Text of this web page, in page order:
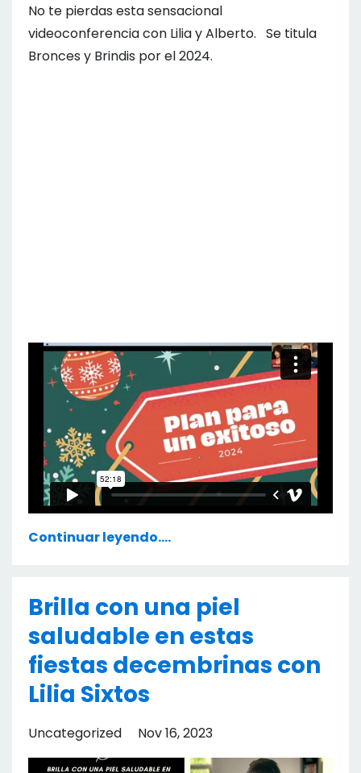
No te pierdas esta sensacional
videoconferencia con Lilia y Alberto. Se titula
Bronces y Brindis por el 2024.
Continuar leyendo....
Brilla con una piel
saludable en estas
fiestas decembrinas con
Lilia Sixtos
Uncategorized Nov 16, 2023